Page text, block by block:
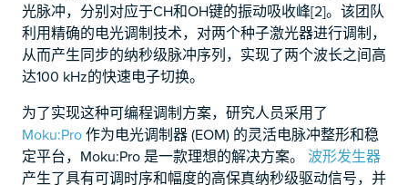
光脉冲，分别对应于CH和OH键的振动吸收峰[2]。该团队
利用精确的电光调制技术，对两个种子激光器进行调制，
从而产生同步的纳秒级脉冲序列，实现了两个波长之间高
达100 kHz的快速电子切换。
为了实现这种可编程调制方案，研究人员采用了
Moku:Pro作为电光调制器 (EOM) 的灵活电脉冲整形和稳
定平台，Moku:Pro 是一款理想的解决方案。 波形发生器
产生了具有可调时序和幅度的高保真纳秒级驱动信号，并